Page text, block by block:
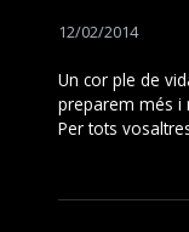
12/02/2014
Un cor ple de
preparem més i
Per tots